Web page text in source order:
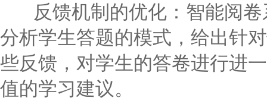
反馈机制的优化：智能阅卷
分析学生答题的模式，给出针
些反馈，对学生的答卷进行进
值的学习建议。